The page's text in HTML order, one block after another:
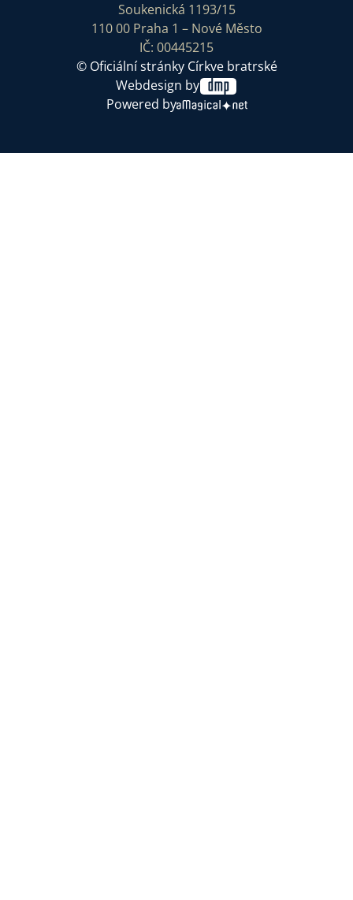
Soukenická 1193/15
110 00 Praha 1 – Nové Město
IČ: 00445215
© Oficiální stránky Církve bratrské
Webdesign by
Powered by